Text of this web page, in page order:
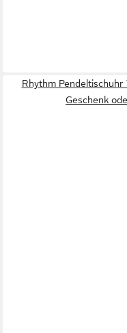
Rhythm
Geschenk